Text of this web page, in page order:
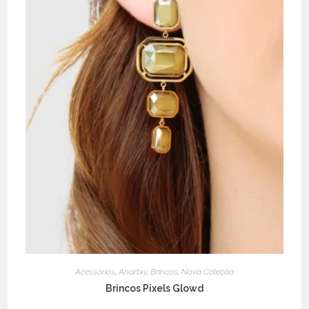
Acessórios, Anartxy, Brincos, Nova Coleção
Brincos Pixels Glowd